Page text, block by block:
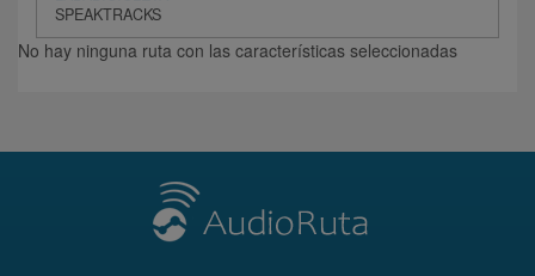
SPEAKTRACKS
No hay ninguna ruta con las características seleccionadas